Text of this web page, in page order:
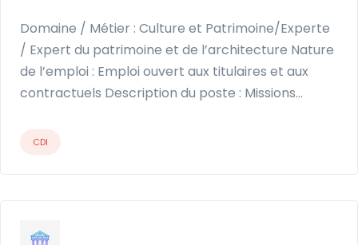
Domaine / Métier : Culture et Patrimoine/Experte
/ Expert du patrimoine et de l’architecture Nature
de l’emploi : Emploi ouvert aux titulaires et aux
contractuels Description du poste : Missions…
CDI